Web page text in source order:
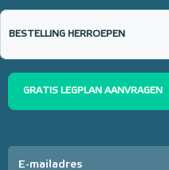
BESTELLING HERROEPEN
GRATIS LEGPLAN AANVRAGEN